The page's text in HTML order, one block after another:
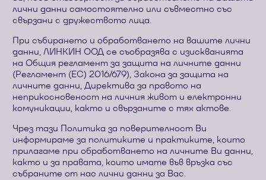
лични данни самостоятелно или съвместно със
свързани с дружеството лица.
При събирането и обработването на вашите лични
данни, ЛИНКИН ООД се съобразява с изискванията
на Общия регламент за защита на личните данни
(Регламент (ЕС) 2016/679), Закона за защита на
личните данни, Директива за правото на
неприкосновеност на личния живот и електронни
комуникации, както и свързаните с тях актове.
Чрез тази Политика за поверителност Ви
информираме за политиките и практиките, които
прилагаме при обработването на личните Ви данни,
както и за правата, които имате във връзка със
събраните от нас лични данни за Вас.